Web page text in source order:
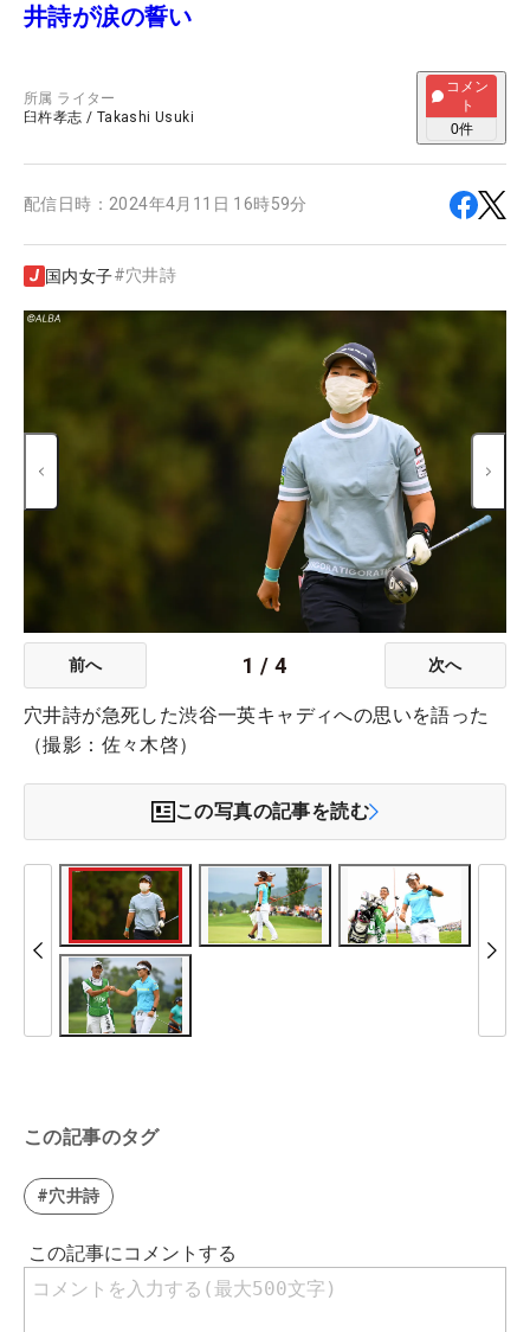
井詩が涙の誓い
所属 ライター
臼杵孝志 / Takashi Usuki
コメン
ト
0件
配信日時： 2024年4月11日 16時59分
国内女子#穴井詩
前へ 1 /4 次へ
穴井詩が急死した渋谷一英キャディへの思いを語った
（撮影：佐々木啓）
この写真の記事を読む
この記事のタグ
#穴井詩